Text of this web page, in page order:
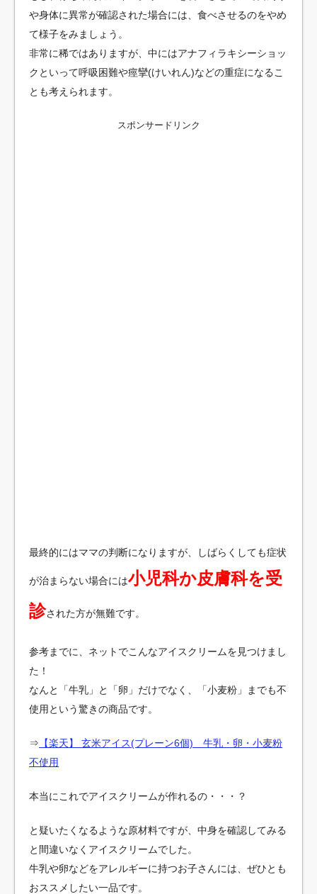
や身体に異常が確認された場合には、食べさせるのをやめ
て様子をみましょう。
非常に稀ではありますが、中にはアナフィラキシーショッ
クといって呼吸困難や痙攣(けいれん)などの重症になるこ
とも考えられます。
スポンサードリンク
最終的にはママの判断になりますが、しばらくしても症状
が治まらない場合には小児科か皮膚科を受
診された方が無難です。
参考までに、ネットでこんなアイスクリームを見つけまし
た！
なんと「牛乳」と「卵」だけでなく、「小麦粉」までも不
使用という驚きの商品です。
⇒ 【楽天】 玄米アイス(プレーン6個) 牛乳・卵・小麦粉
不使用
本当にこれでアイスクリームが作れるの・・・？
と疑いたくなるような原材料ですが、中身を確認してみる
と間違いなくアイスクリームでした。
牛乳や卵などをアレルギーに持つお子さんには、ぜひとも
おススメしたい一品です。